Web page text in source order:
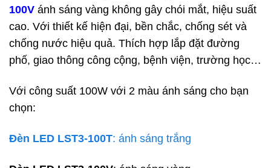
100V ánh sáng vàng không gây chói mắt, hiệu suất
cao. Với thiết kế hiện đại, bền chắc, chống sét và
chống nước hiệu quả. Thích hợp lắp đặt đường
phố, giao thông công cộng, bệnh viện, trường học…
Với công suất 100W với 2 màu ánh sáng cho bạn
chọn:
Đèn LED LST3-100T: ánh sáng trắng